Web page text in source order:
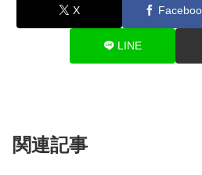
X
LINE
関連記事